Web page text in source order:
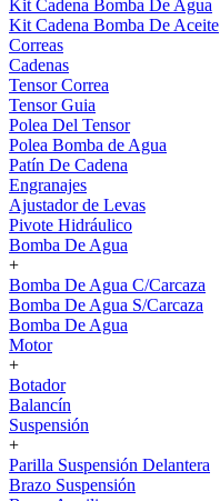
Kit Cadena Bomba De Agua
Kit Cadena Bomba De Aceite
Correas
Cadenas
Tensor Correa
Tensor Guia
Polea Del Tensor
Polea Bomba de Agua
Patín De Cadena
Engranajes
Ajustador de Levas
Pivote Hidráulico
Bomba De Agua
+
Bomba De Agua C/Carcaza
Bomba De Agua S/Carcaza
Bomba De Agua
Motor
+
Botador
Balancín
Suspensión
+
Parilla Suspensión Delantera
Brazo Suspensión